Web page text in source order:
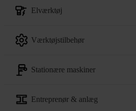
elværktøj
værktøjstilbehør
stationære maskiner
entreprenør & anlæg